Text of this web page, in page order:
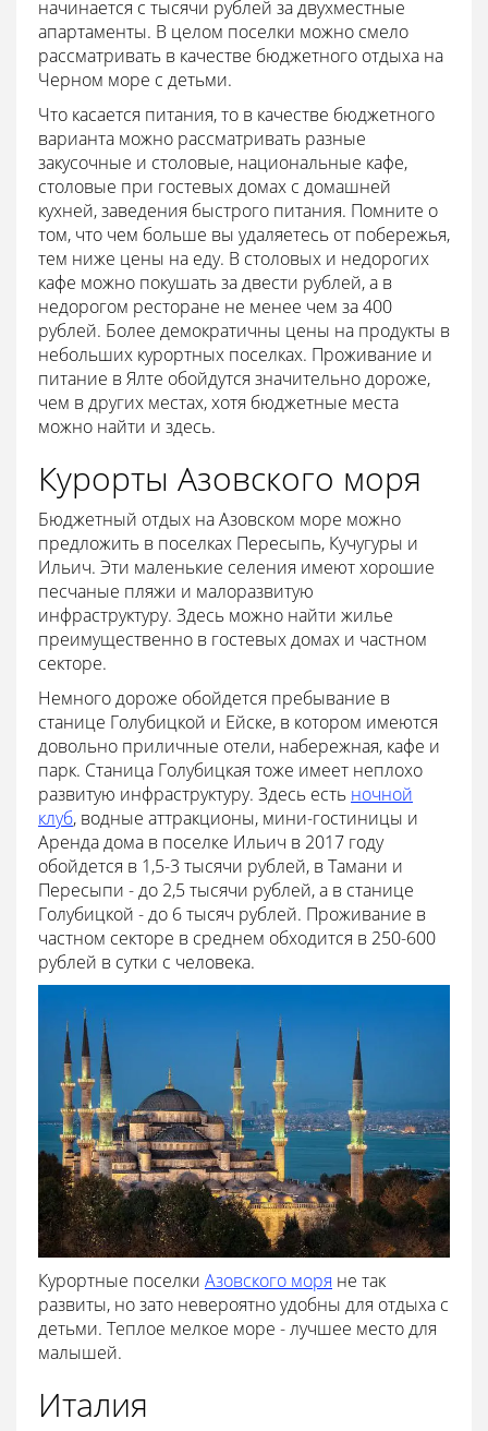
начинается с тысячи рублей за двухместные
апартаменты. В целом поселки можно смело
рассматривать в качестве бюджетного отдыха на
Черном море с детьми.
Что касается питания, то в качестве бюджетного
варианта можно рассматривать разные
закусочные и столовые, национальные кафе,
столовые при гостевых домах с домашней
кухней, заведения быстрого питания. Помните о
том, что чем больше вы удаляетесь от побережья,
тем ниже цены на еду. В столовых и недорогих
кафе можно покушать за двести рублей, а в
недорогом ресторане не менее чем за 400
рублей. Более демократичны цены на продукты в
небольших курортных поселках. Проживание и
питание в Ялте обойдутся значительно дороже,
чем в других местах, хотя бюджетные места
можно найти и здесь.
Курорты Азовского моря
Бюджетный отдых на Азовском море можно
предложить в поселках Пересыпь, Кучугуры и
Ильич. Эти маленькие селения имеют хорошие
песчаные пляжи и малоразвитую
инфраструктуру. Здесь можно найти жилье
преимущественно в гостевых домах и частном
секторе.
Немного дороже обойдется пребывание в
станице Голубицкой и Ейске, в котором имеются
довольно приличные отели, набережная, кафе и
парк. Станица Голубицкая тоже имеет неплохо
развитую инфраструктуру. Здесь есть ночной
клуб, водные аттракционы, мини-гостиницы и
Аренда дома в поселке Ильич в 2017 году
обойдется в 1,5-3 тысячи рублей, в Тамани и
Пересыпи - до 2,5 тысячи рублей, а в станице
Голубицкой - до 6 тысяч рублей. Проживание в
частном секторе в среднем обходится в 250-600
рублей в сутки с человека.
Курортные поселки Азовского моря не так
развиты, но зато невероятно удобны для отдыха с
детьми. Теплое мелкое море - лучшее место для
малышей.
Италия